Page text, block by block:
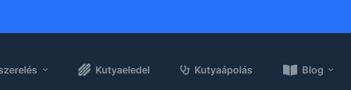
Kutyaeledel Kutyaápolás Blog